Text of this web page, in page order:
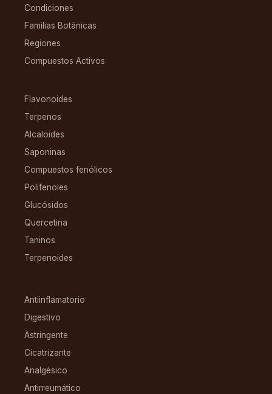
Condiciones
Familias Botánicas
Regiones
Compuestos Activos
Flavonoides
Terpenos
Alcaloides
Saponinas
Compuestos fenólicos
Polifenoles
Glucósidos
Quercetina
Taninos
Terpenoides
Antiinflamatorio
Digestivo
Astringente
Cicatrizante
Analgésico
Antirreumático